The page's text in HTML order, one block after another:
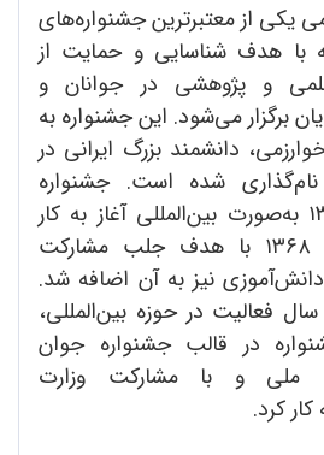
یکی از معتبرترین جشنواره‌های
هدف شناسایی و حمایت از
و پژوهشی در جوانان و
برگزار می‌شود. این جشنواره به
دانشمند بزرگ ایرانی در
شده است. جشنواره
خوارزمی از سال ۱۳۶۶ به‌صورت بین‌المللی آغاز به کار
کرد. سپس در سال ۱۳۶۸ با هدف جلب مشارکت
نیز به آن اضافه شد.
پس از آن با طی ۱٠ سال فعالیت در حوزه بین‌المللی،
در قالب جشنواره جوان
ملی و با مشارکت وزارت
کرد.